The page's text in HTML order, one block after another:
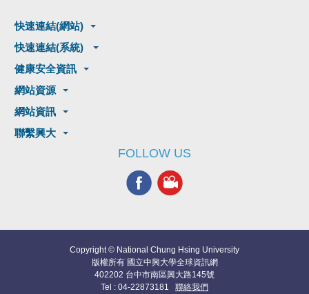
快速連結(網站)
快速連結(系統)
健康安全資訊
網站資源
網站資訊
聯繫興大
FOLLOW US
Copyright © National Chung Hsing University
版權所有 國立中興大學全球資訊網
402202 台中市南區興大路145號
Tel : 04-22873181 聯絡我們